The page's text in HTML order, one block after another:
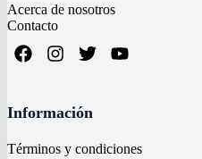
Acerca de nosotros
Contacto
Información
Términos y condiciones